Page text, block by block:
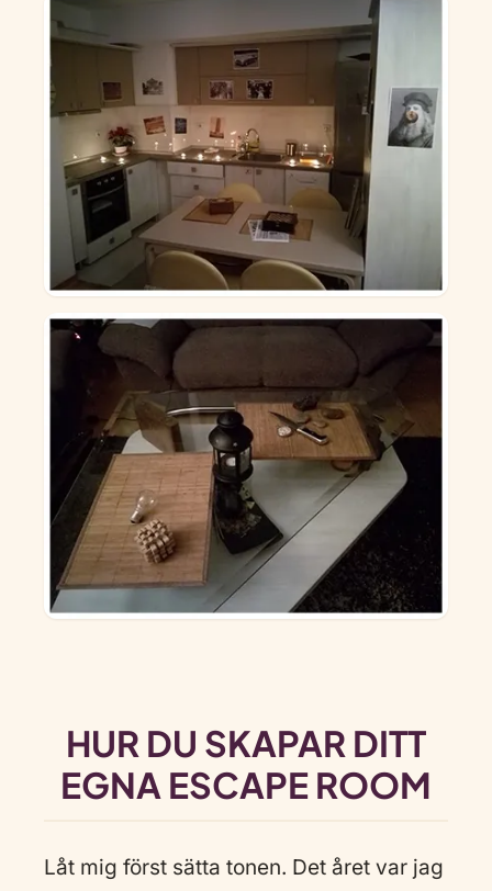
HUR DU SKAPAR DITT
EGNA ESCAPE ROOM
Låt mig först sätta tonen. Det året var jag